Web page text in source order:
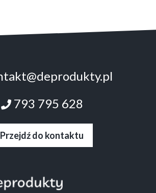
793 795 628
Przejdź do kontaktu